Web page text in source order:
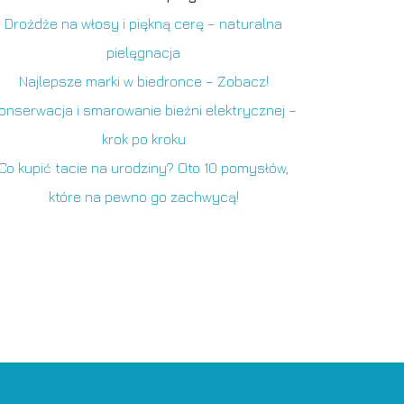
Drożdże na włosy i piękną cerę – naturalna
pielęgnacja
Najlepsze marki w biedronce – Zobacz!
i smarowanie bieżni elektrycznej –
krok po kroku
kupić tacie na urodziny? Oto 10 pomysłów,
które na pewno go zachwycą!